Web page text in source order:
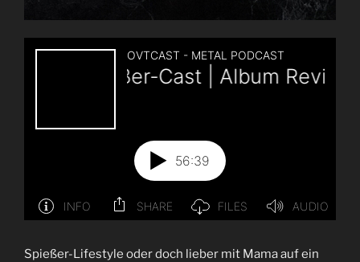
Spießer-Lifestyle oder doch lieber mit Mama auf ein